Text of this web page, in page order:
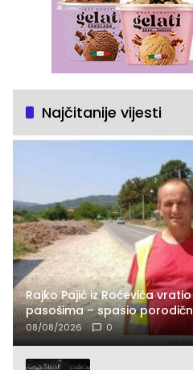
Najčitanije vijesti
Rajko Pajić iz Roćevića
pasošima – spasio
08/08/2026 0